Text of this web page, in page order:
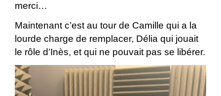
merci…
Maintenant c’est au tour de Camille qui a la
lourde charge de remplacer, Délia qui jouait
le rôle d’Inès, et qui ne pouvait pas se libérer.